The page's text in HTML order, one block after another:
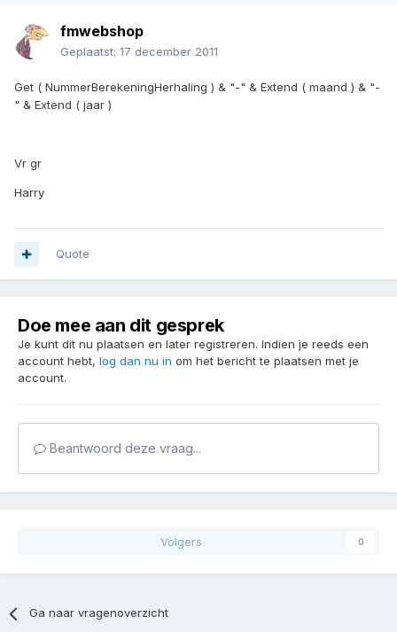
fmwebshop
Geplaatst: 17 december 2011
Get ( NummerBerekeningHerhaling ) & "-" & Extend ( maand ) & "-
" & Extend ( jaar )
Vr gr
Harry
Quote
Doe mee aan dit gesprek
Je kunt dit nu plaatsen en later registreren. Indien je reeds een
account hebt, log dan nu in om het bericht te plaatsen met je
account.
Beantwoord deze vraag...
Volgers 0
Ga naar vragenoverzicht